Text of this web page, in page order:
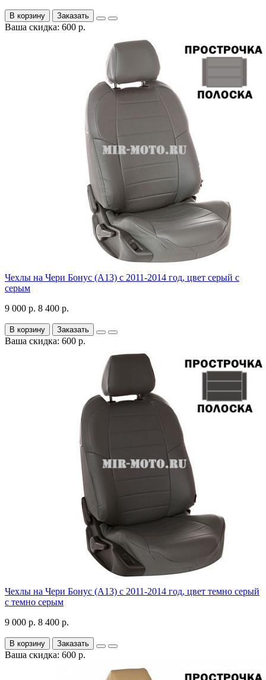
В корзину Заказать
Ваша скидка: 600 р.
Чехлы на Чери Бонус (A13) c 2011-2014 год, цвет серый с
серым
9 000 р. 8 400 р.
В корзину Заказать
Ваша скидка: 600 р.
Чехлы на Чери Бонус (A13) c 2011-2014 год, цвет темно серый
с темно серым
9 000 р. 8 400 р.
В корзину Заказать
Ваша скидка: 600 р.